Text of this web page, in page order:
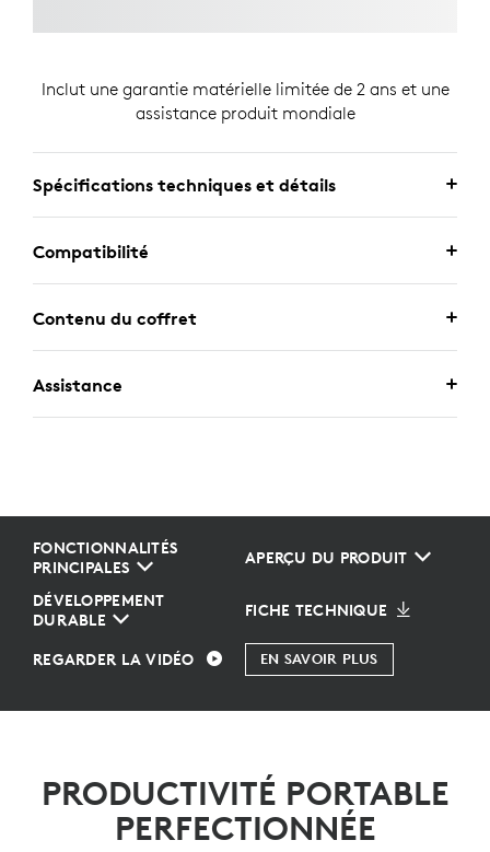
Inclut une garantie matérielle limitée de 2 ans et une
assistance produit mondiale
Spécifications techniques et détails
Compatibilité
Contenu du coffret
Assistance
FONCTIONNALITÉS
PRINCIPALES
APERÇU DU PRODUIT
DÉVELOPPEMENT
DURABLE
FICHE TECHNIQUE
REGARDER LA VIDÉO EN SAVOIR PLUS
PRODUCTIVITÉ PORTABLE
PERFECTIONNÉE